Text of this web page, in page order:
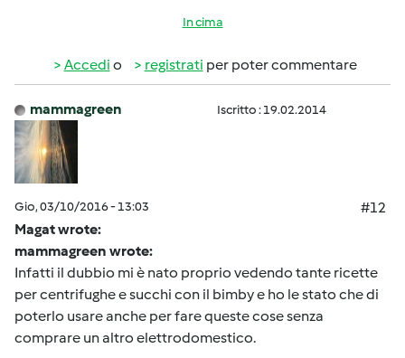
In cima
Accedi o registrati per poter commentare
mammagreen Iscritto : 19.02.2014
Gio, 03/10/2016 - 13:03
#12
Magat wrote:
mammagreen wrote:
Infatti il dubbio mi è nato proprio vedendo tante ricette
per centrifughe e succhi con il bimby e ho le stato che di
poterlo usare anche per fare queste cose senza
comprare un altro elettrodomestico.